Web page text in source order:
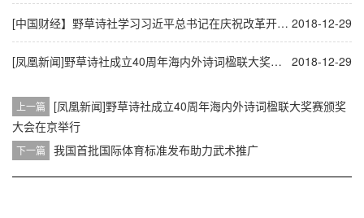
2018-12-29
[中国财经】野草诗社学习习近平总书记在庆祝改革开放40周年大会在京举行
2018-12-29
[凤凰新闻]野草诗社成立40周年海内外诗词楹联大奖赛颁奖大会在京举行
上一篇
[凤凰新闻]野草诗社成立40周年海内外诗词楹联大奖赛颁奖
大会在京举行
下一篇 我国首批国际体育标准发布助力武术推广